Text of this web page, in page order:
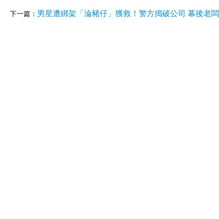
下一篇： 男星遭綁架「淪豬仔」獲救！警方搗破公司 幕後老